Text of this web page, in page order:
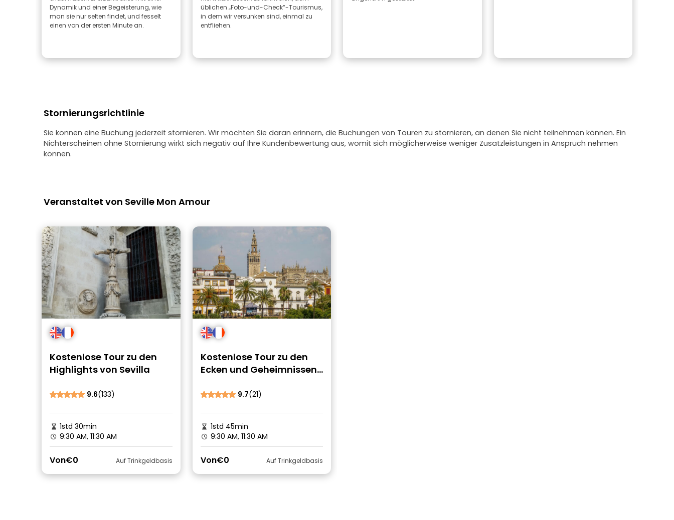
Dynamik und einer Begeisterung, wie
man sie nur selten findet, und fesselt
einen von der ersten Minute an.
üblichen „Foto-und-Check“-Tourismus,
in dem wir versunken sind, einmal zu
entfliehen.
Stornierungsrichtlinie
Sie können eine Buchung jederzeit stornieren. Wir möchten Sie daran erinnern, die Buchungen von Touren zu stornieren, an denen Sie nicht teilnehmen können. Ein
Nichterscheinen ohne Stornierung wirkt sich negativ auf Ihre Kundenbewertung aus, womit sich möglicherweise weniger Zusatzleistungen in Anspruch nehmen
können.
Veranstaltet von Seville Mon Amour
Kostenlose Tour zu den
Highlights von Sevilla
9.6(133)
1std 30min
9:30 AM, 11:30 AM
Von€0 Auf Trinkgeldbasis
Kostenlose Tour zu den
Ecken und Geheimnissen
Sevilla
9.7(21)
1std 45min
9:30 AM, 11:30 AM
Von€0 Auf Trinkgeldbasis